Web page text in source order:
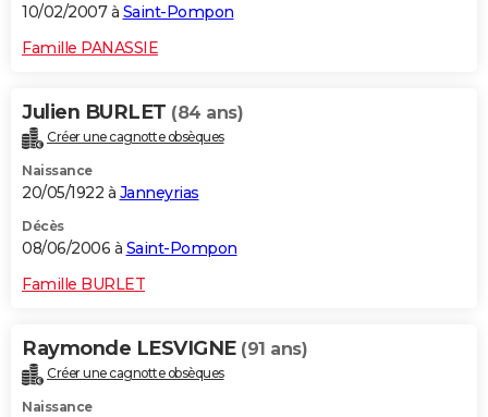
10/02/2007 à Saint-Pompon
Famille PANASSIE
Julien BURLET (84 ans)
Créer une cagnotte obsèques
Naissance
20/05/1922 à Janneyrias
Décès
08/06/2006 à Saint-Pompon
Famille BURLET
Raymonde LESVIGNE (91 ans)
Créer une cagnotte obsèques
Naissance